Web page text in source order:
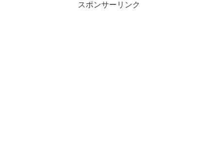
スポンサーリンク